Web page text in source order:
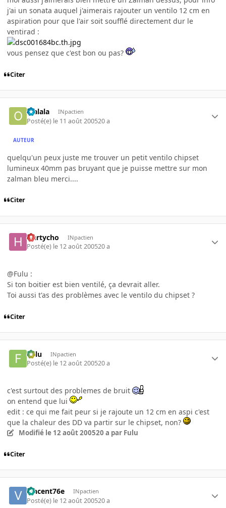
j'ai un sonata auquel j'aimerais rajouter un ventilo 12 cm en
aspiration pour que l'air soit soufflé directement dur le
ventirad :
vous pensez que c'est bon ou pas?
Citer
olalala INpactien
Posté(e) le 11 août 200520 a
AUTEUR
quelqu'un peux juste me trouver un petit ventilo chipset
lumineux 40mm pas bruyant que je puisse mettre sur mon
zalman bleu merci....
Citer
Hartycho INpactien
Posté(e) le 12 août 200520 a
@Fulu :
Si ton boitier est bien ventilé, ça devrait aller.
Toi aussi t'as des problèmes avec le ventilo du chipset ?
Citer
Fulu INpactien
Posté(e) le 12 août 200520 a
c'est surtout des problemes de bruit
on entend que lui
edit : ce qui me fait peur si je rajoute un 12 cm en aspi c'est
que la chaleur des DD va partir sur le chipset, non?
Modifié le 12 août 200520 a par Fulu
Citer
vincent76e INpactien
Posté(e) le 12 août 200520 a